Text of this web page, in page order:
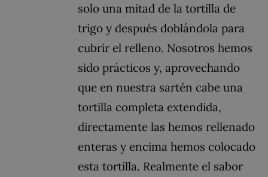
solo una mitad de la tortilla de
trigo y después doblándola para
cubrir el relleno. Nosotros hemos
sido prácticos y, aprovechando
que en nuestra sartén cabe una
tortilla completa extendida,
directamente las hemos rellenado
enteras y encima hemos colocado
esta tortilla. Realmente el sabor